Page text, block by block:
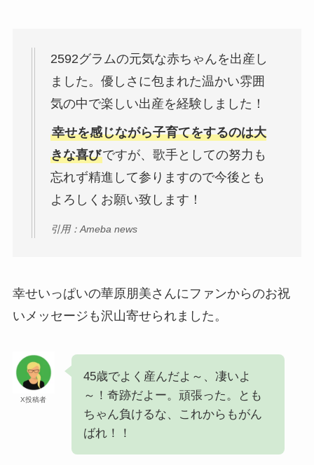
2592グラムの元気な赤ちゃんを出産し
ました。優しさに包まれた温かい雰囲
気の中で楽しい出産を経験しました！
幸せを感じながら子育てをするのは大
きな喜びですが、歌手としての努力も
忘れず精進して参りますので今後とも
よろしくお願い致します！
引用：Ameba news
幸せいっぱいの華原朋美さんにファンからのお祝
いメッセージも沢山寄せられました。
X投稿者
45歳でよく産んだよ～、凄いよ
～！奇跡だよー。頑張った。とも
ちゃん負けるな、これからもがん
ばれ！！